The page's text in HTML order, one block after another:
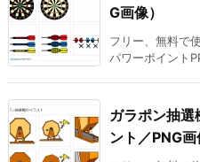
G画像）
フリー、無料で
パワーポイント
ガラポン抽
ント／PNG画